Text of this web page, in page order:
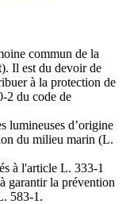
commun de la
Il est du devoir de
à la protection de
2 du code de
lumineuses d’origine
du milieu marin (L.
à l'article L. 333-1
garantir la prévention
583-1.